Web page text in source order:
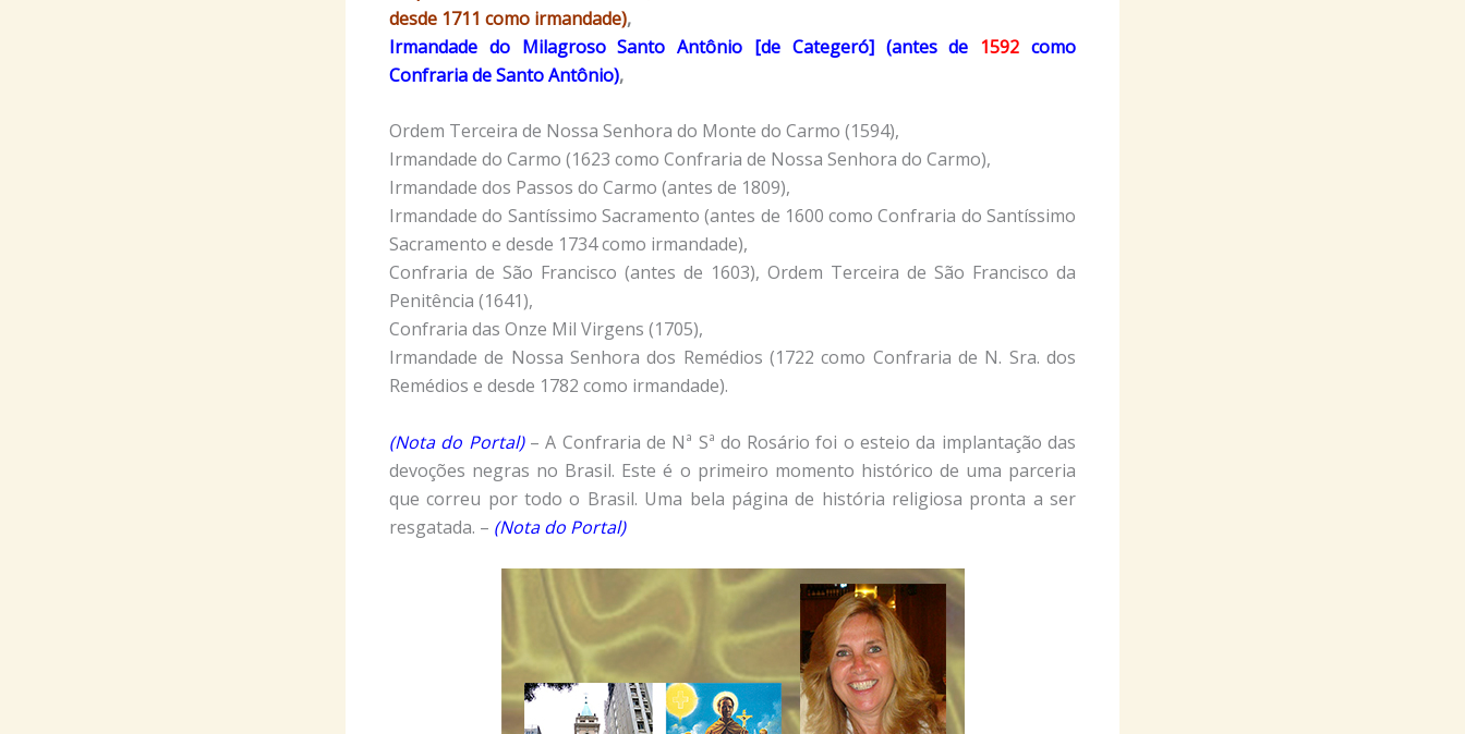
desde 1711 como irmandade),
Irmandade do Milagroso Santo Antônio [de Categeró] (antes de 1592 como
Confraria de Santo Antônio),
Ordem Terceira de Nossa Senhora do Monte do Carmo (1594),
Irmandade do Carmo (1623 como Confraria de Nossa Senhora do Carmo),
Irmandade dos Passos do Carmo (antes de 1809),
Irmandade do Santíssimo Sacramento (antes de 1600 como Confraria do Santíssimo
Sacramento e desde 1734 como irmandade),
Confraria de São Francisco (antes de 1603), Ordem Terceira de São Francisco da
Penitência (1641),
Confraria das Onze Mil Virgens (1705),
Irmandade de Nossa Senhora dos Remédios (1722 como Confraria de N. Sra. dos
Remédios e desde 1782 como irmandade).
(Nota do Portal)– A Confraria de Nª Sª do Rosário foi o esteio da implantação das
devoções negras no Brasil. Este é o primeiro momento histórico de uma parceria
que correu por todo o Brasil. Uma bela página de história religiosa pronta a ser
resgatada. – (Nota do Portal)